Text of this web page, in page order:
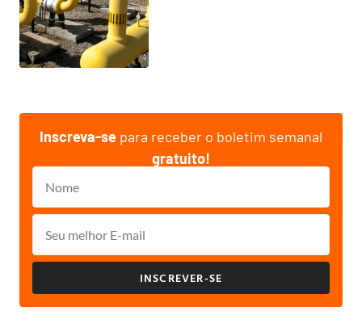
Inscreva-se para receber o boletim semanal
gratuito!
INSCREVER-SE